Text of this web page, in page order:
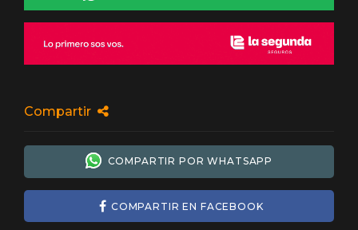
Compartir
COMPARTIR POR WHATSAPP
COMPARTIR EN FACEBOOK